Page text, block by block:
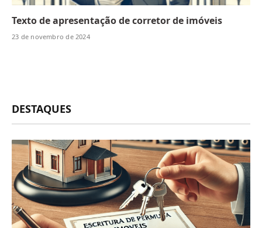
Texto de apresentação de corretor de imóveis
23 de novembro de 2024
DESTAQUES